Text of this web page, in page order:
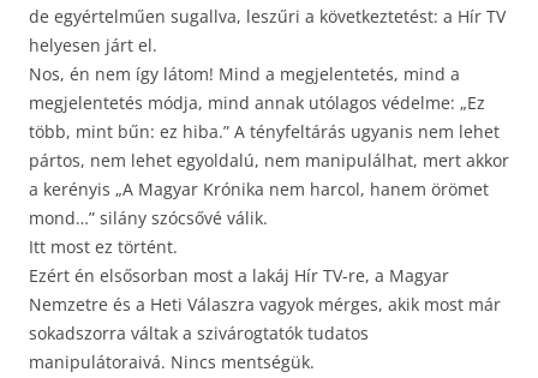
de egyértelműen sugallva, leszűri a következtetést: a Hír TV
helyesen járt el.
Nos, én nem így látom! Mind a megjelentetés, mind a
megjelentetés módja, mind annak utólagos védelme: „Ez
több, mint bűn: ez hiba.” A tényfeltárás ugyanis nem lehet
pártos, nem lehet egyoldalú, nem manipulálhat, mert akkor
a kerényis „A Magyar Krónika nem harcol, hanem örömet
mond…” silány szócsővé válik.
Itt most ez történt.
Ezért én elsősorban most a lakáj Hír TV-re, a Magyar
Nemzetre és a Heti Válaszra vagyok mérges, akik most már
sokadszorra váltak a szivárogtatók tudatos
manipulátoraivá. Nincs mentségük.